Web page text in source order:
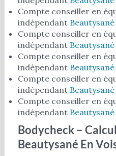
Compte conseiller en
indépendant
Compte conseiller en
indépendant
Compte conseiller en
indépendant
Compte conseiller en
indépendant
Compte conseiller en
indépendant
Bodycheck –
Beautysané En